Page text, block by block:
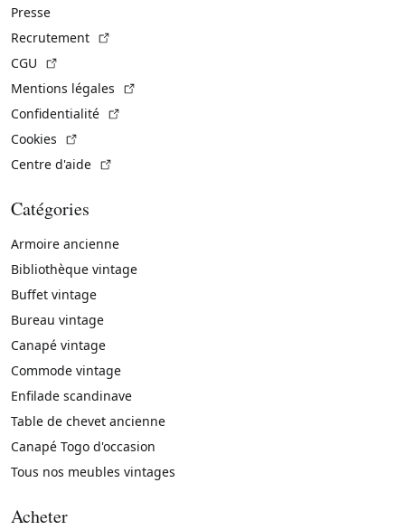
Presse
Recrutement
CGU
Mentions légales
Confidentialité
Cookies
Centre d'aide
Catégories
Armoire ancienne
Bibliothèque vintage
Buffet vintage
Bureau vintage
Canapé vintage
Commode vintage
Enfilade scandinave
Table de chevet ancienne
Canapé Togo d'occasion
Tous nos meubles vintages
Acheter